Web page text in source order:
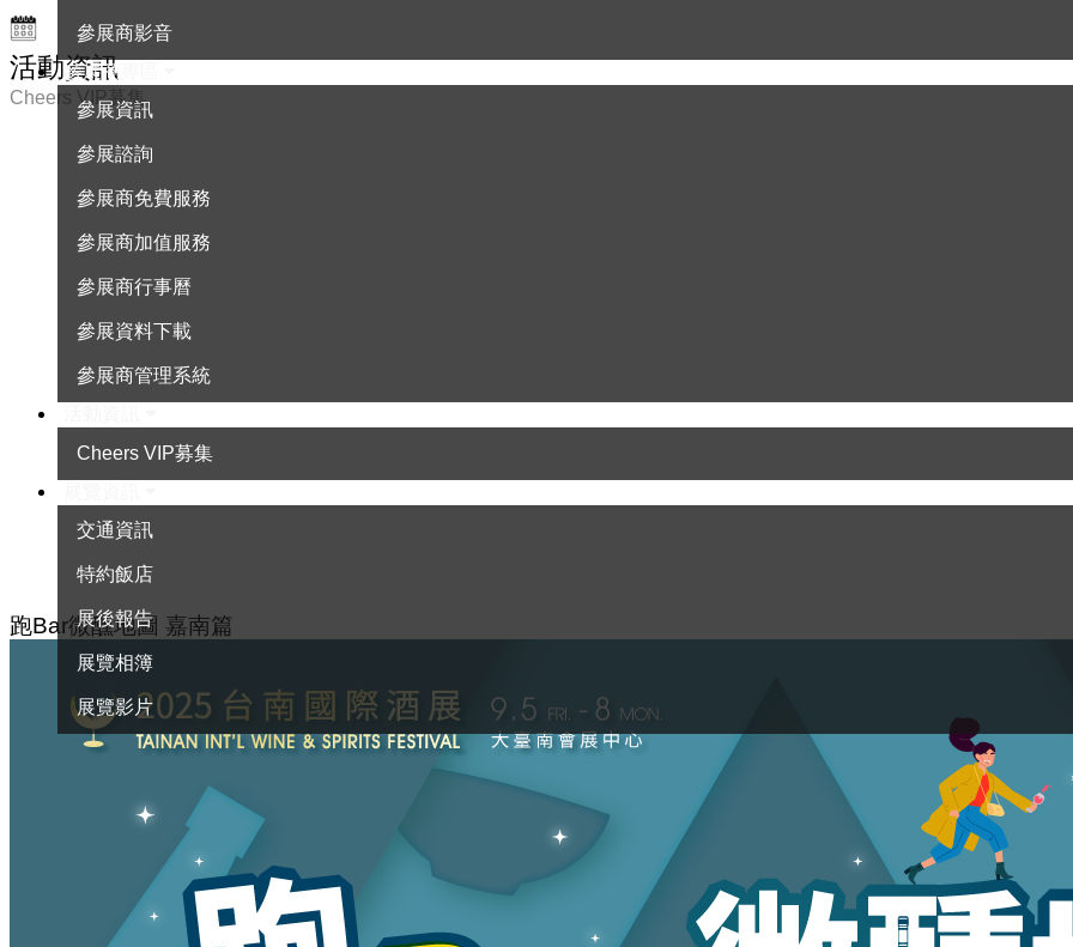
參展商影音
參展商專區
參展資訊
參展諮詢
參展商免費服務
參展商加值服務
參展商行事曆
參展資料下載
參展商管理系統
Cheers VIP募集
交通資訊
特約飯店
展後報告
展覽相簿
展覽影片
活動資訊
Cheers VIP募集
跑Bar微醺地圖 嘉南篇